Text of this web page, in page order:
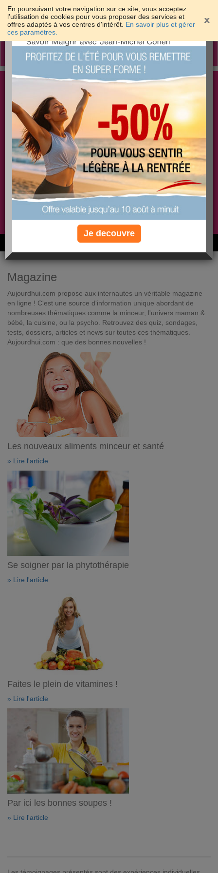
En poursuivant votre navigation sur ce site, vous acceptez
l'utilisation de cookies pour vous proposer des services et
offres adaptés à vos centres d'intérêt. En savoir plus et gérer
ces paramètres.
Toggle
Les meilleures solutions pour maigrir et être bien
dans sa peau
PLUS
EFFICACE
PLUS
SANTÉ
PLUS
COACHING
Non, je préfère le régime gratuit
6M de personnes ont maigri et réappris à manger avec nous
Magazine
Aujourdhui.com propose aux internautes un véritable magazine
en ligne ! C'est une source d'information unique abordant de
nombreuses thématiques comme la minceur, l'univers maman &
bébé, la cuisine, ou la psycho. Retrouvez des quiz, sondages,
tests, dossiers, articles et news sur toutes ces thématiques.
Aujourdhui.com : que des bonnes nouvelles !
Les nouveaux aliments minceur et santé
» Lire l'article
Se soigner par la phytothérapie
» Lire l'article
Faites le plein de vitamines !
» Lire l'article
Par ici les bonnes soupes !
» Lire l'article
×
Je decouvre